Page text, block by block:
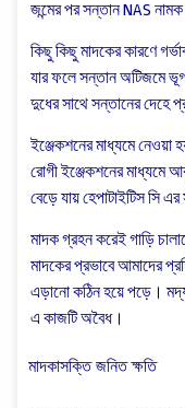
জন্মের পর সন্তান NAS
কিছু কিছু মাদকের কারণে
যার ফলে সন্তান অটিজমে
দুধের সাথে সন্তানের দেহে
ইঞ্জেকশনের মাধ্যমে
রোগী ইঞ্জেকশনের মাধ্যমে
বেড়ে যায় হেপাটাইটিস সি
মাদক গ্রহন করেই গাড়ি
মাদকের প্রভাবে আমাদের
এড়ানো কঠিন হয়ে পড়ে।
এ কাজটি অবৈধ।
মাদকাসক্তি জনিত ক্ষতি